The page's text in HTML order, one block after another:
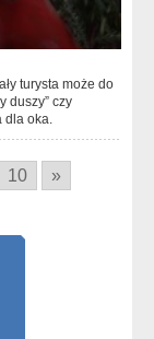
turysta może do
duszy” czy
oka.
10 »